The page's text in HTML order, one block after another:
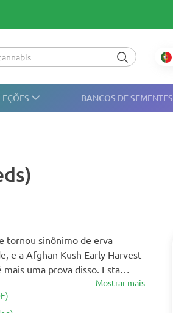
BANCOS DE SEMENTES
tornou sinônimo de erva
e a Afghan Kush Early Harvest
uma prova disso. Esta
dos vales do rio Amu Darya
corpo que fará com que
Mostrar mais